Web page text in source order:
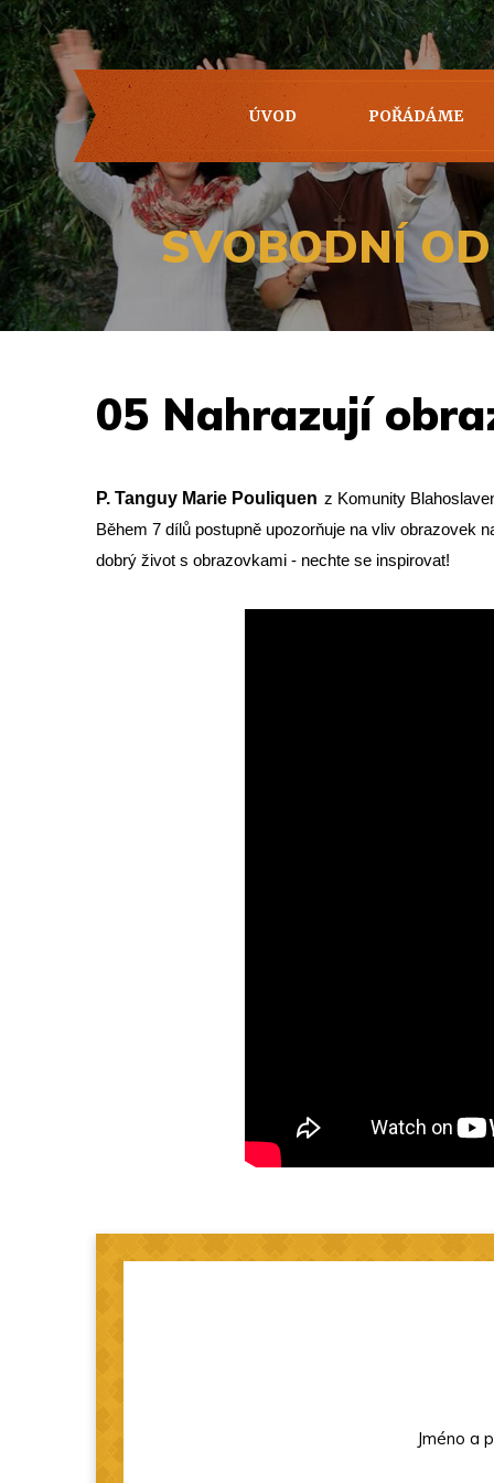
ÚVOD POŘÁDÁME
SVOBODNÍ
05 Nahrazují
P. Tanguy Marie Pouliquen z Komunity
Během 7 dílů postupně upozorňuje na vliv obrazovek
dobrý život s obrazovkami - nechte se inspirovat!
Jméno a